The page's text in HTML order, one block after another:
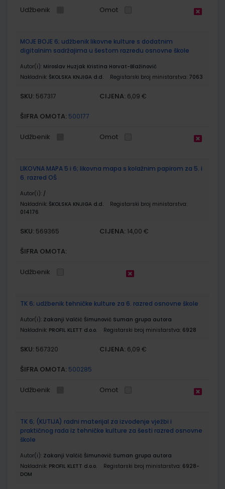
Udžbenik Omot
MOJE BOJE 6; udžbenik likovne kulture s dodatnim
digitalnim sadržajima u šestom razredu osnovne škole
Autor(i): Miroslav Huzjak Kristina Horvat-Blažinović
Nakladnik: ŠKOLSKA KNJIGA d.d. Registarski broj ministarstva: 7063
SKU: 567317 CIJENA: 6,09 €
ŠIFRA OMOTA: 500177
Udžbenik Omot
LIKOVNA MAPA 5 i 6; likovna mapa s kolažnim papirom za 5. i
6. razred OŠ
Autor(i): /
Nakladnik: ŠKOLSKA KNJIGA d.d.
Registarski broj ministarstva:
014176
SKU: 569365 CIJENA: 14,00 €
ŠIFRA OMOTA:
Udžbenik
TK 6; udžbenik tehničke kulture za 6. razred osnovne škole
Autor(i): Zakanji Valčić Šimunović Suman grupa autora
Nakladnik: PROFIL KLETT d.o.o. Registarski broj ministarstva: 6928
SKU: 567320 CIJENA: 6,09 €
ŠIFRA OMOTA: 500285
Udžbenik Omot
TK 6; (KUTIJA) radni materijal za izvođenje vježbi i
praktičnog rada iz tehničke kulture za šesti razred osnovne
škole
Autor(i): Zakanji Valčić Šimunović Suman grupa autora
Nakladnik: PROFIL KLETT d.o.o. Registarski broj ministarstva: 6928-
DOM